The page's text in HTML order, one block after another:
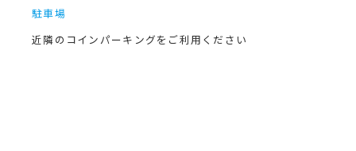
駐車場
近隣のコインパーキングをご利用ください